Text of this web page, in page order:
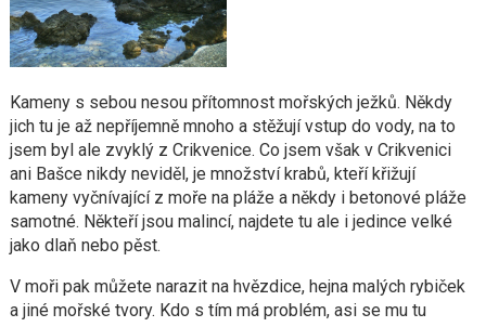
Kameny s sebou nesou přítomnost mořských ježků. Někdy
jich tu je až nepříjemně mnoho a stěžují vstup do vody, na to
jsem byl ale zvyklý z Crikvenice. Co jsem však v Crikvenici
ani Bašce nikdy neviděl, je množství krabů, kteří křižují
kameny vyčnívající z moře na pláže a někdy i betonové pláže
samotné. Někteří jsou malincí, najdete tu ale i jedince velké
jako dlaň nebo pěst.
V moři pak můžete narazit na hvězdice, hejna malých rybiček
a jiné mořské tvory. Kdo s tím má problém, asi se mu tu